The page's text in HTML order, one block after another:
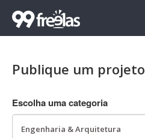
Publique um projeto
Escolha uma categoria